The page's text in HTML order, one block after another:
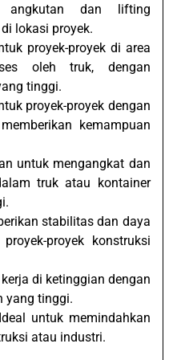
angkutan dan lifting
lokasi proyek.
proyek-proyek di area
oleh truk, dengan
tinggi.
proyek-proyek dengan
kemampuan
untuk mengangkat dan
truk atau kontainer
stabilitas dan daya
proyek konstruksi
di ketinggian dengan
yang tinggi.
untuk memindahkan
atau industri.